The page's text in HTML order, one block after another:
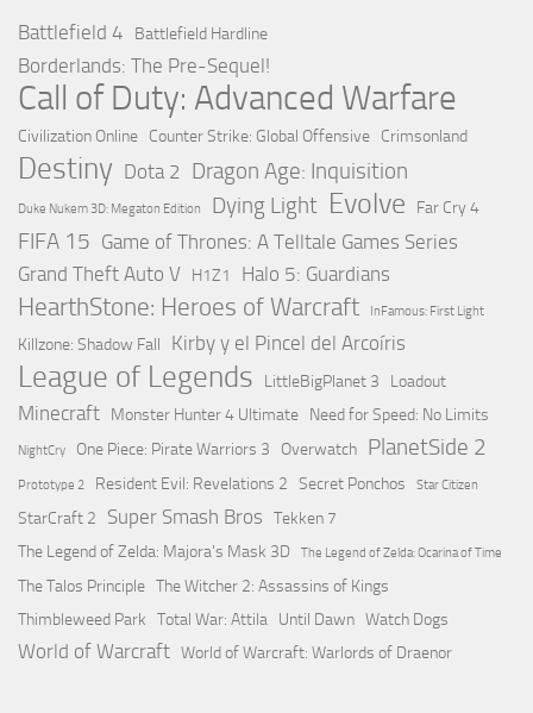
Battlefield 4 Battlefield Hardline
Borderlands: The Pre-Sequel!
Call of Duty: Advanced Warfare
Civilization Online Counter Strike: Global Offensive Crimsonland
Destiny Dota 2 Dragon Age: Inquisition
Duke Nukem 3D: Megaton Edition Dying Light Evolve Far Cry 4
FIFA 15 Game of Thrones: A Telltale Games Series
Grand Theft Auto V H1Z1 Halo 5: Guardians
HearthStone: Heroes of Warcraft InFamous: First Light
Killzone: Shadow Fall Kirby y el Pincel del Arcoíris
League of Legends LittleBigPlanet 3 Loadout
Minecraft Monster Hunter 4 Ultimate Need for Speed: No Limits
NightCry One Piece: Pirate Warriors 3 Overwatch PlanetSide 2
Prototype 2 Resident Evil: Revelations 2 Secret Ponchos Star Citizen
StarCraft 2 Super Smash Bros Tekken 7
The Legend of Zelda: Majora's Mask 3D
The Legend of Zelda: Ocarina of Time
The Talos Principle The Witcher 2: Assassins of Kings
Thimbleweed Park Total War: Attila Until Dawn Watch Dogs
World of Warcraft World of Warcraft: Warlords of Draenor